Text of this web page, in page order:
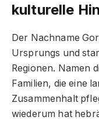
kulturelle
Der Nachname
Ursprungs und
Regionen. Namen
Familien, die eine
Zusammenhalt
wiederum hat